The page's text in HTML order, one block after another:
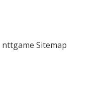
nttgame Sitemap